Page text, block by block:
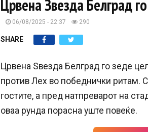
Црвена Звезда Белград
06/08/2025 - 22:37 290
SHARE
Црвена Ѕвезда Белград го зеде
против Лех во победнички ритам.
гостите, а пред натпреварот на
оваа рунда порасна уште повеќе.